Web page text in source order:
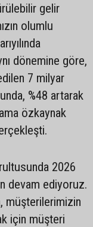
gelir
olumlu
dönemine göre,
7 milyar
%48 artarak
özkaynak
2026
devam ediyoruz.
müşterilerimizin
için müşteri